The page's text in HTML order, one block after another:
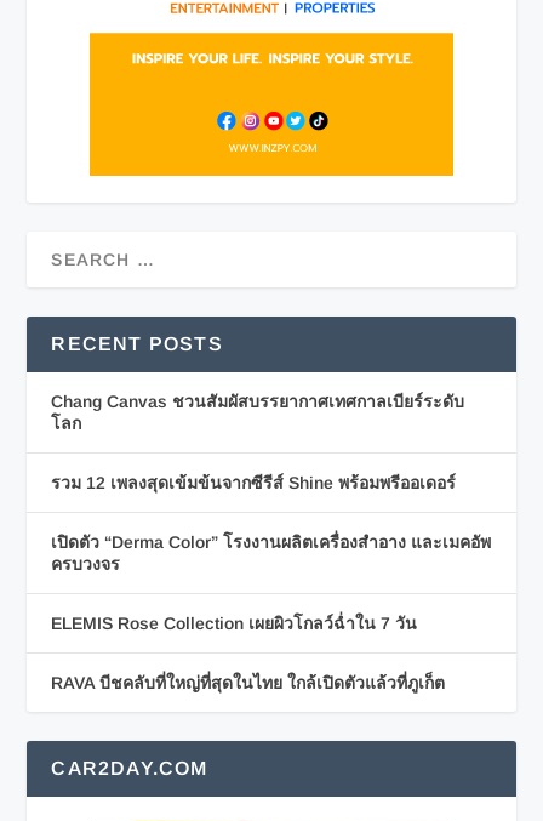
RECENT POSTS
Chang Canvas ชวนสัมผัสบรรยากาศเทศกาลเบียร์ระดับ
โลก
รวม 12 เพลงสุดเข้มข้นจากซีรีส์ Shine พร้อมพรีออเดอร์
เปิดตัว “Derma Color” โรงงานผลิตเครื่องสำอาง และเมคอัพ
ครบวงจร
ELEMIS Rose Collection เผยผิวโกลว์ฉ่ำใน 7 วัน
RAVA บีชคลับที่ใหญ่ที่สุดในไทย ใกล้เปิดตัวแล้วที่ภูเก็ต
CAR2DAY.COM